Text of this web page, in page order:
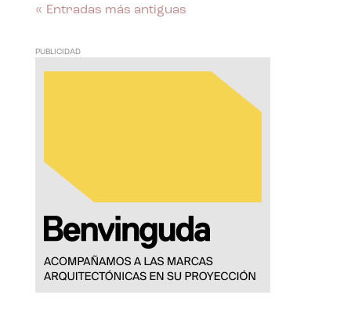
« Entradas más antiguas
PUBLICIDAD